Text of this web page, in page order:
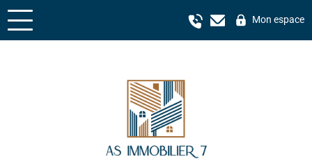
Mon espace